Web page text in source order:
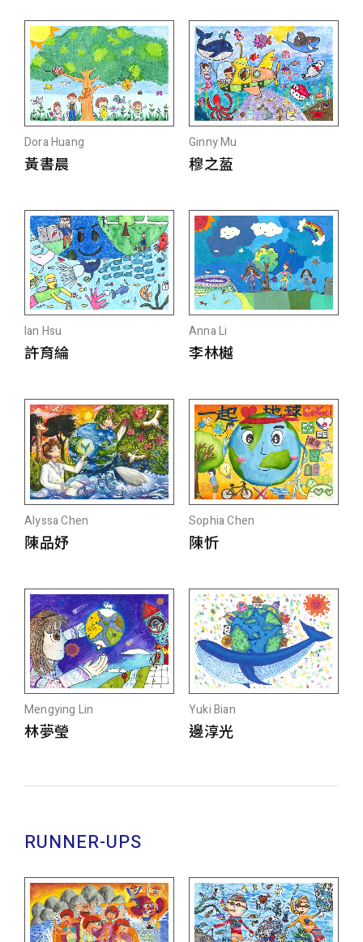
Dora Huang
黃書晨
Ginny Mu
穆之萾
Ian Hsu
許育綸
Anna Li
李林樾
Alyssa Chen
陳品妤
Sophia Chen
陳忻
Mengying Lin
林夢瑩
Yuki Bian
邊淳光
RUNNER-UPS